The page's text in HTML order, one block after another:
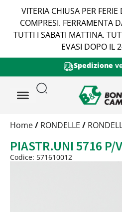
VITERIA CHIUSA PER
COMPRESI. FERRAMENTA
TUTTI I SABATI MATTINA.
EVASI DOPO IL
Spedizione
Trattamento
Peso
Quantità
Home/ RONDELLE /
PIASTR.UNI 5716 P/
Codice: 571610012